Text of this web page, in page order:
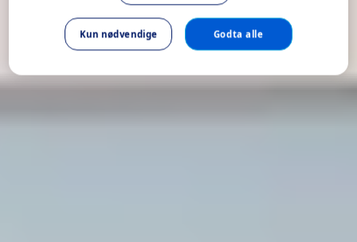
Kun nødvendige Godta alle